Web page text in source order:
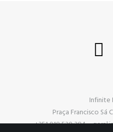
Infinite
Praça Francisco Sá
+351 918 539 384 –